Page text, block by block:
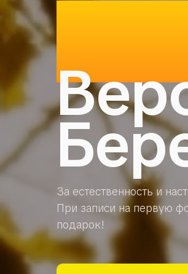
За естественность и
При записи на первую
подарок!